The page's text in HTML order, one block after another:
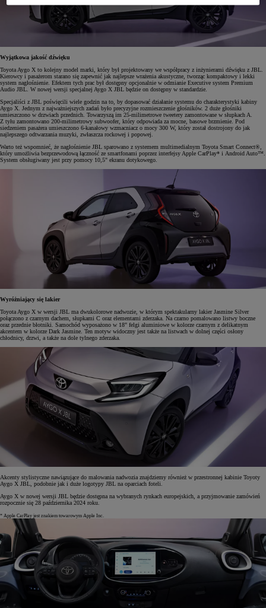
Wyjątkowa jakość dźwięku
Toyota Aygo X to kolejny model marki, który był projektowany we współpracy z inżynierami dźwięku z JBL.
Kierowcy i pasażerom starano się zapewnić jak najlepsze wrażenia akustyczne, tworząc kompaktowy i lekki
system nagłośnienie. Efektem tych prac był dostępny opcjonalnie w odmianie Executive system Premium
Audio JBL. W nowej wersji specjalnej Aygo X JBL będzie on dostępny w standardzie.
Specjaliści z JBL poświęcili wiele godzin na to, by dopasować działanie systemu do charakterystyki kabiny
Aygo X. Jednym z najważniejszych zadań było precyzyjne rozmieszczenie głośników. 2 duże głośniki
umieszczono w drzwiach przednich. Towarzyszą im 25-milimetrowe tweetery zamontowane w słupkach A.
Z tyłu zamontowano 200-milimetrowy subwoofer, który odpowiada za mocne, basowe brzmienie. Pod
siedzeniem pasażera umieszczono 6-kanałowy wzmacniacz o mocy 300 W, który został dostrojony do jak
najlepszego odtwarzania muzyki, zwłaszcza rockowej i popowej.
Warto też wspomnieć, że nagłośnienie JBL sparowano z systemem multimedialnym Toyota Smart Connect®,
który umożliwia bezprzewodową łączność ze smartfonami poprzez interfejsy Apple CarPlay* i Android Auto™.
System obsługiwany jest przy pomocy 10,5" ekranu dotykowego.
Wyróżniający się lakier
Toyota Aygo X w wersji JBL ma dwukolorowe nadwozie, w którym spektakularny lakier Jasmine Silver
połączono z czarnym dachem, słupkami C oraz elementami zderzaka. Na czarno pomalowano listwy boczne
oraz przednie błotniki. Samochód wyposażono w 18" felgi aluminiowe w kolorze czarnym z delikatnym
akcentem w kolorze Dark Jasmine. Ten motyw widoczny jest także na listwach w dolnej części osłony
chłodnicy, drzwi, a także na dole tylnego zderzaka.
Akcenty stylistyczne nawiązujące do malowania nadwozia znajdziemy również w przestronnej kabinie Toyoty
Aygo X JBL, podobnie jak i duże logotypy JBL na oparciach foteli.
Aygo X w nowej wersji JBL będzie dostępna na wybranych rynkach europejskich, a przyjmowanie zamówień
rozpocznie się 28 października 2024 roku.
* Apple CarPlay jest znakiem towarowym Apple Inc.